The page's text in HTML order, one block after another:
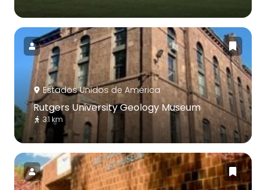
Estados Unidos de América
Rutgers University Geology Museum
3.1 km